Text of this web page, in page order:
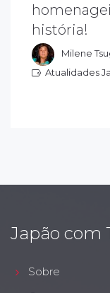
história!
Milene
Atualidades
redor do mundo,
o
existem 3 datas
Japão com
Sobre